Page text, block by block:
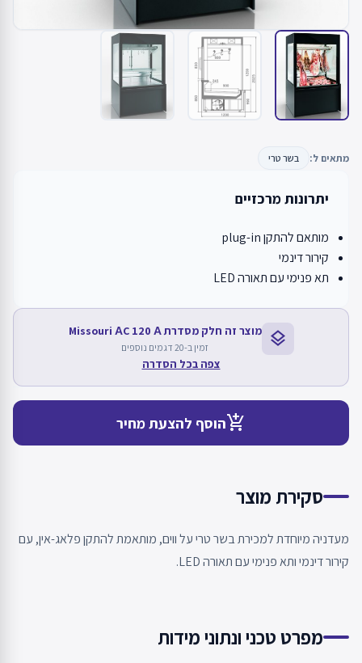
מתאים ל: בשר טרי
יתרונות מרכזיים
מותאם להתקן plug-in
קירור דינמי
תא פנימי עם תאורה LED
layers מוצר זה חלק מסדרת Missouri АC 120 А
זמין ב-20 דגמים נוספים
צפה בכל הסדרה
add_shopping_cartהוסף להצעת מחיר
סקירת מוצר
מעדניה מיוחדת למכירת בשר טרי על ווים, מותאמת להתקן פלאג-אין, עם
קירור דינמי ותא פנימי עם תאורה LED.
מפרט טכני ונתוני מידות